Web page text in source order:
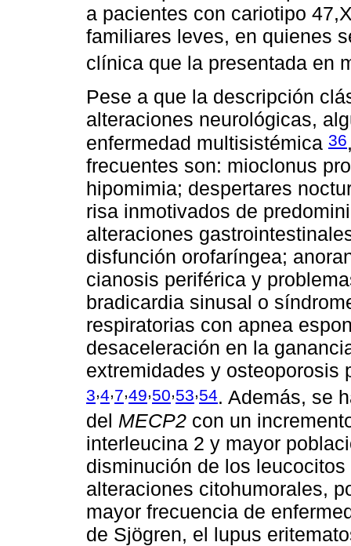
a pacientes con cariotipo
familiares leves, en quienes
clínica que la presentada en
Pese a que la descripción
alteraciones neurológicas,
enfermedad multisistémica 36
frecuentes son: mioclonus
hipomimia; despertares
risa inmotivados de
alteraciones
disfunción orofaríngea;
cianosis periférica y
bradicardia sinusal o
respiratorias con apnea
desaceleración en la
extremidades y osteoporosis
3,4,7,49,50,53,54. Además, se
del MECP2 con un
interleucina 2 y mayor
disminución de los
alteraciones citohumorales,
mayor frecuencia de
de Sjögren, el lupus